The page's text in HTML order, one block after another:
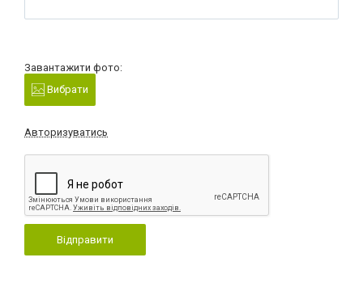
Завантажити фото:
Вибрати
Авторизуватись
Відправити